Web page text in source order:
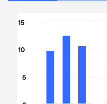
Bar chart with 10 bars.
The chart has 1 X axis
The chart has 1 Y axis
5
10
15